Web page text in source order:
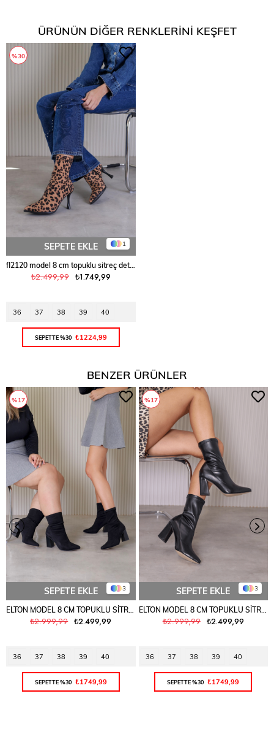
ÜRÜNÜN DIĞER RENKLERINI KEŞFET
1
SEPETE EKLE
fl2120 model 8 cm topuklu sitreç detaylı kısa bot LEOPAR
₺1.749,99
₺2.499,99
36 37 38 39 40
SEPETTE %30 ₺1224,99
%30
BENZER ÜRÜNLER
3
SEPETE EKLE
₺2.499,99
₺2.999,99
36 37 38 39 40
SEPETTE %30 ₺1749,99
%17
3
SEPETE EKLE
ELTON MODEL 8 CM TOPUKLU SİTREÇ BOT ÇİZME SIYAH
₺2.499,99
₺2.999,99
36 37 38 39 40
SEPETTE %30 ₺1749,99
%17